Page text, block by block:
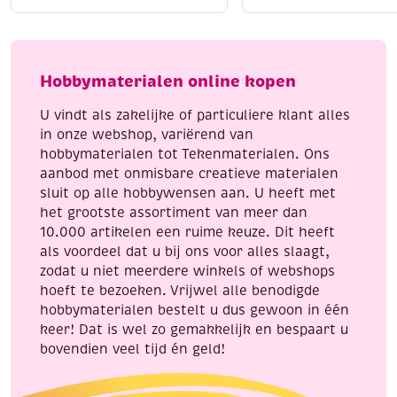
voor behoud van vorm
professionele en luxe uitstraling.
50
blauwgroen
50
lila
Hobbymaterialen online kopen
U vindt als zakelijke of particuliere klant alles
in onze webshop, variërend van
hobbymaterialen tot Tekenmaterialen. Ons
aanbod met onmisbare creatieve materialen
sluit op alle hobbywensen aan. U heeft met
het grootste assortiment van meer dan
10.000 artikelen een ruime keuze. Dit heeft
als voordeel dat u bij ons voor alles slaagt,
zodat u niet meerdere winkels of webshops
hoeft te bezoeken. Vrijwel alle benodigde
hobbymaterialen bestelt u dus gewoon in één
keer! Dat is wel zo gemakkelijk en bespaart u
bovendien veel tijd én geld!